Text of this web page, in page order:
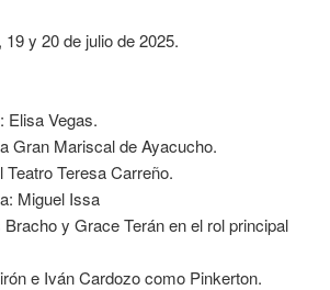
y 20 de julio de 2025.
Elisa Vegas.
Gran Mariscal de Ayacucho.
Teresa Carreño.
Miguel Issa
y Grace Terán en el rol principal
e Iván Cardozo como Pinkerton.